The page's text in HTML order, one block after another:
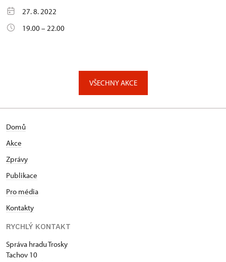
27. 8. 2022
19.00 – 22.00
VŠECHNY AKCE
Domů
Akce
Zprávy
Publikace
Pro média
Kontakty
RYCHLÝ KONTAKT
Správa hradu Trosky
Tachov 10